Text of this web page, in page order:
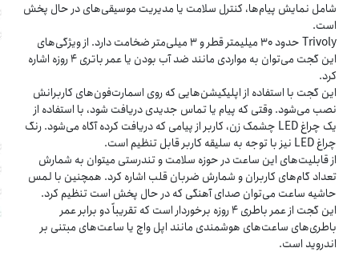
شامل نمایش پیام‌ها، کنترل سلامت یا مدیریت موسیقی‌های در حال پخش
است.
Trivoly حدود ۳۰ میلیمتر قطر و ۳ میلی‌متر ضخامت دارد. از ویژگی‌های
این گجت می‌توان به مواردی مانند ضد آب بودن یا عمر باتری ۴ روزه اشاره
کرد.
این گجت با استفاده از اپلیکیشن‌هایی که روی اسمارت‌فون‌های کاربرانش
نصب می‌شود. وقتی که پیام یا تماس جدیدی دریافت شود، با استفاده از
یک چراغ LED چشمک زن، کاربر از پیامی که دریافت کرده آگاه می‌‏شود. رنگ
چراغ LED نیز با توجه به سلیقه کاربر قابل تنظیم است.
از قابلیت‌های این ساعت در حوزه سلامت و تندرستی می‏توان به شمارش
تعداد گام‌های کاربران و شمارش ضربان قلب اشاره کرد. همچنین با لمس
حاشیه ساعت می‌توان صدای آهنگی که در حال پخش است تنظیم کرد.
این گجت از عمر باطری ۴ روزه برخوردار است که تقریباً دو برابر عمر
باطری‌های ساعت‌های هوشمندی مانند اپل واچ یا ساعت‌های مبتنی بر
اندروید است.